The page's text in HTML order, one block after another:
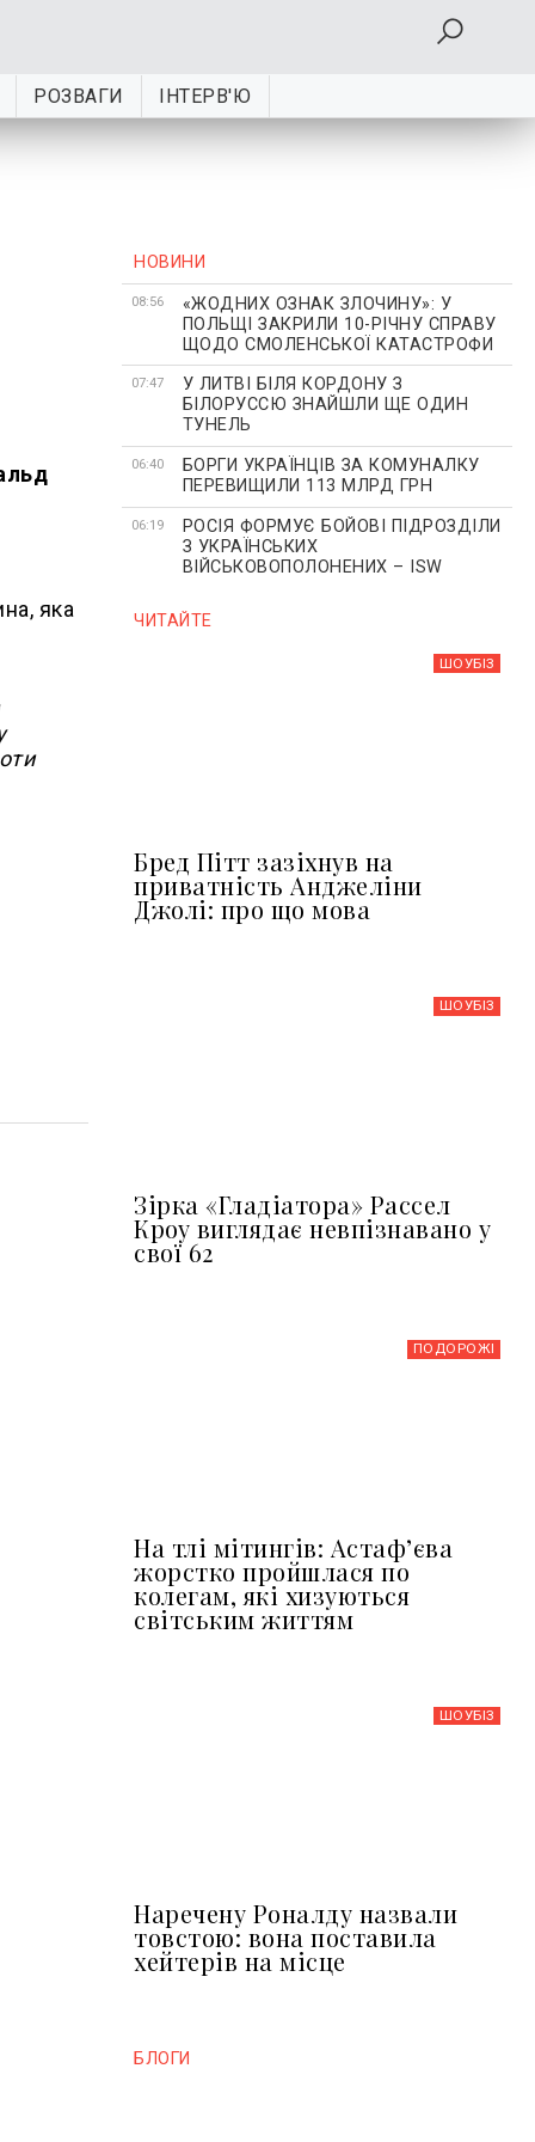
РОЗВАГИ ІНТЕРВ'Ю
яка
НОВИНИ
08:56
«ЖОДНИХ ОЗНАК ЗЛОЧИНУ»: У
ПОЛЬЩІ ЗАКРИЛИ 10-РІЧНУ СПРАВУ
ЩОДО СМОЛЕНСЬКОЇ КАТАСТРОФИ
07:47
У ЛИТВІ БІЛЯ КОРДОНУ З
БІЛОРУССЮ ЗНАЙШЛИ ЩЕ ОДИН
ТУНЕЛЬ
06:40
БОРГИ УКРАЇНЦІВ ЗА КОМУНАЛКУ
ПЕРЕВИЩИЛИ 113 МЛРД ГРН
06:19
РОСІЯ ФОРМУЄ БОЙОВІ ПІДРОЗДІЛИ
З УКРАЇНСЬКИХ
ВІЙСЬКОВОПОЛОНЕНИХ – ISW
ЧИТАЙТЕ
ШОУБIЗ
Бред Пітт зазіхнув на
приватність Анджеліни
Джолі: про що мова
ШОУБIЗ
Зірка «Гладіатора» Рассел
Кроу виглядає невпізнавано у
свої 62
ПОДОРОЖІ
На тлі мітингів: Астафʼєва
жорстко пройшлася по
колегам, які хизуються
світським життям
ШОУБIЗ
Наречену Роналду назвали
товстою: вона поставила
хейтерів на місце
БЛОГИ